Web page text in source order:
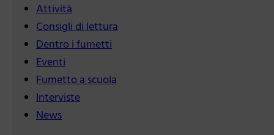
Attività
Consigli di lettura
Dentro i fumetti
Eventi
Fumetto a scuola
Interviste
News